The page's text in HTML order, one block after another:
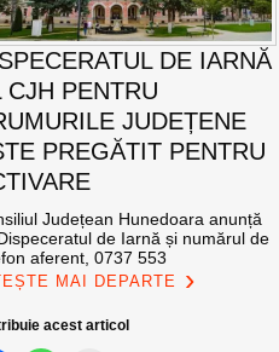
DE IARNĂ
CJH PENTRU
JUDEȚENE
PREGĂTIT PENTRU
Județean Hunedoara anunță
de Iarnă și numărul de
aferent, 0737 553
MAI DEPARTE
acest articol